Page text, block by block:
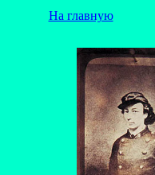
На главную